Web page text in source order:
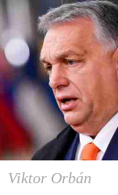
Viktor Orbán